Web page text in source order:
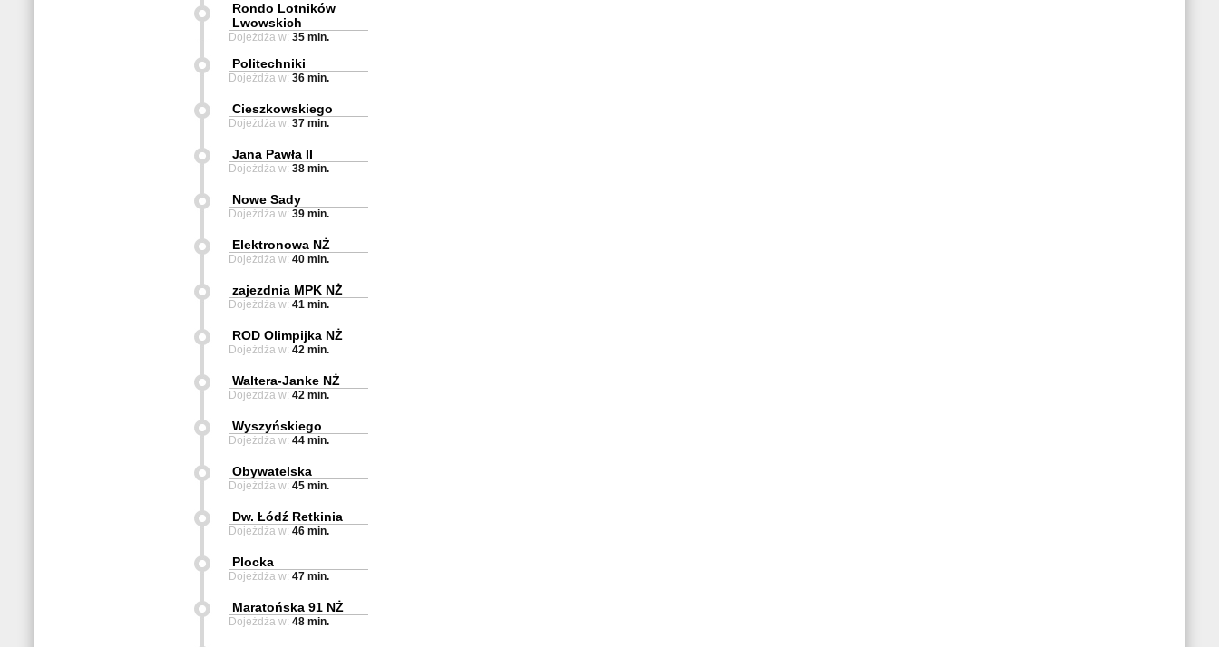
Rondo Lotników
Lwowskich
Dojeżdża w: 35 min.
Politechniki
Dojeżdża w: 36 min.
Cieszkowskiego
Dojeżdża w: 37 min.
Jana Pawła II
Dojeżdża w: 38 min.
Nowe Sady
Dojeżdża w: 39 min.
Elektronowa NŻ
Dojeżdża w: 40 min.
zajezdnia MPK NŻ
Dojeżdża w: 41 min.
ROD Olimpijka NŻ
Dojeżdża w: 42 min.
Waltera-Janke NŻ
Dojeżdża w: 42 min.
Wyszyńskiego
Dojeżdża w: 44 min.
Obywatelska
Dojeżdża w: 45 min.
Dw. Łódź Retkinia
Dojeżdża w: 46 min.
Plocka
Dojeżdża w: 47 min.
Maratońska 91 NŻ
Dojeżdża w: 48 min.